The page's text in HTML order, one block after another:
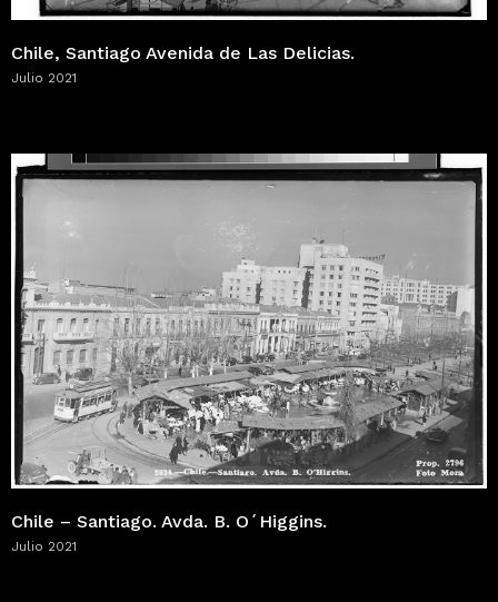
Chile, Santiago Avenida de Las Delicias.
Julio 2021
Chile – Santiago. Avda. B. O´Higgins.
Julio 2021